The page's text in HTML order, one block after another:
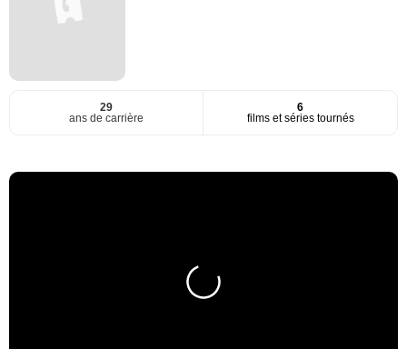
29
ans de carrière
6
films et séries tournés